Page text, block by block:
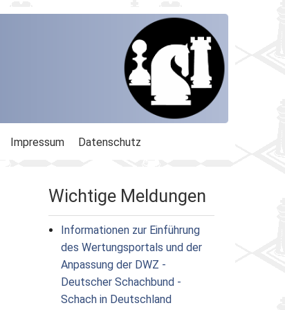
Impressum Datenschutz
Wichtige Meldungen
Informationen zur Einführung
des Wertungsportals und der
Anpassung der DWZ -
Deutscher Schachbund -
Schach in Deutschland